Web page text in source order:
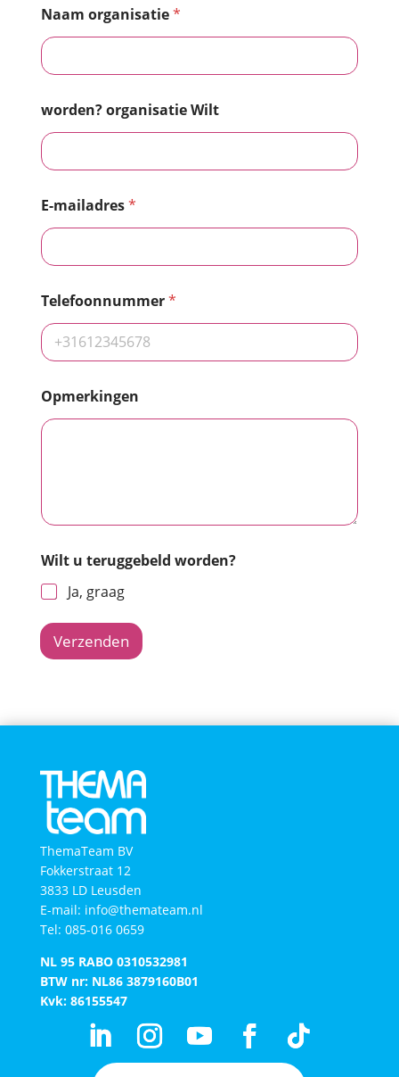
Naam organisatie*
worden? organisatie Wilt
E-mailadres*
Telefoonnummer*
Opmerkingen
Wilt u teruggebeld worden?
Ja, graag
Verzenden
ThemaTeam BV
Fokkerstraat 12
3833 LD Leusden
E-mail: info@themateam.nl
Tel: 085-016 0659
NL 95 RABO 0310532981
BTW nr: NL86 3879160B01​
Kvk: 86155547